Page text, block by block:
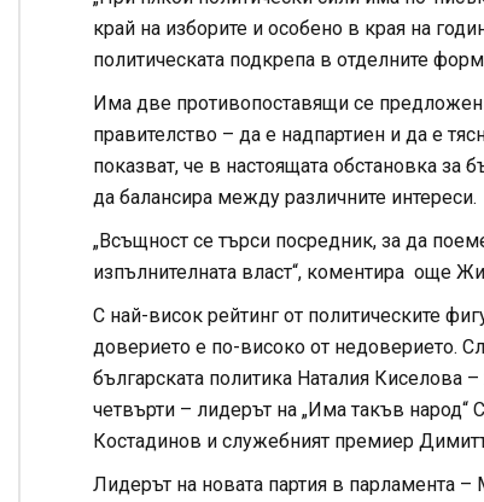
край на изборите и особено в края на
политическата подкрепа в отделните
Има две противопоставящи се
правителство – да е надпартиен и да е
показват, че в настоящата обстановка за
да балансира между различните интереси.
„Всъщност се търси посредник, за да
изпълнителната власт“, коментира още
С най-висок рейтинг от политическите
доверието е по-високо от недоверието.
българската политика Наталия Киселова
четвърти – лидерът на „Има такъв
Костадинов и служебният премиер
Лидерът на новата партия в парламента